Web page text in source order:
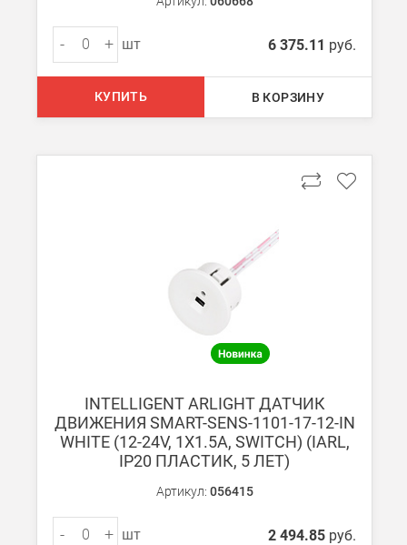
В Москве (внутри МКАД)
БЕСПЛАТНАЯ доставка при сумме заказа от 7000 руб.
При заказе менее 7000 руб. стоимость доставки 750 руб. +
БЕСПЛАТНАЯ доставка при сумме заказа от 7000 руб.
При заказе менее 7000 руб. стоимость доставки
Мы можем доставить ваши заказы сервисом компании
Транспортные компании
Мы можем отправить ваш заказ транспортной компанией в
Доставка до ТК от 7000 руб. БЕСПЛАТНО.
- + шт 6 375.11 руб.
КУПИТЬ В КОРЗИНУ
INTELLIGENT ARLIGHT ДАТЧИК
ДВИЖЕНИЯ SMART-SENS-1101-17-12-IN
WHITE (12-24V, 1X1.5A, SWITCH) (IARL,
IP20 ПЛАСТИК, 5 ЛЕТ)
Артикул: 056415
- + шт 2 494.85 руб.